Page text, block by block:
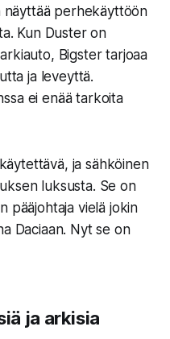
näyttää perhekäyttöön
Kun Duster on
Bigster tarjoaa
ja leveyttä.
ei enää tarkoita
ja sähköinen
luksusta. Se on
pääjohtaja vielä jokin
Daciaan. Nyt se on
ja arkisia